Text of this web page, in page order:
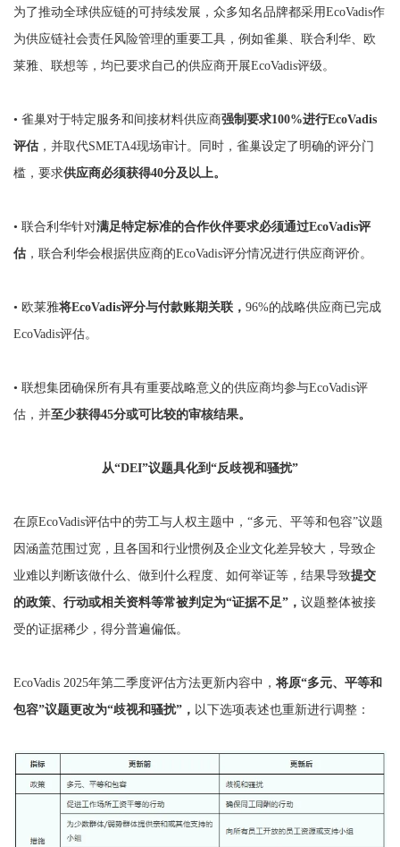
为了推动全球供应链的可持续发展，众多知名品牌都采用EcoVadis作
为供应链社会责任风险管理的重要工具，例如雀巢、联合利华、欧
莱雅、联想等，均已要求自己的供应商开展EcoVadis评级。
• 雀巢对于特定服务和间接材料供应商强制要求100%进行EcoVadis
评估 ，并取代SMETA4现场审计。同时，雀巢设定了明确的评分门
槛，要求供应商必须获得40分及以上。
• 联合利华针对满足特定标准的合作伙伴要求必须通过EcoVadis评
估 ，联合利华会根据供应商的EcoVadis评分情况进行供应商评价。
• 欧莱雅将EcoVadis评分与付款账期关联， 96%的战略供应商已完成
EcoVadis评估。
• 联想集团确保所有具有重要战略意义的供应商均参与EcoVadis评
估，并至少获得45分或可比较的审核结果。
从“DEI”议题具化到“反歧视和骚扰”
在原EcoVadis评估中的劳工与人权主题中，“多元、平等和包容”议题
因涵盖范围过宽，且各国和行业惯例及企业文化差异较大，导致企
业难以判断该做什么、做到什么程度、如何举证等，结果导致提交
的政策、行动或相关资料等常被判定为“证据不足”， 议题整体被接
受的证据稀少，得分普遍偏低。
EcoVadis 2025年第二季度评估方法更新内容中， 将原“多元、平等和
包容”议题更改为“歧视和骚扰”， 以下选项表述也重新进行调整：